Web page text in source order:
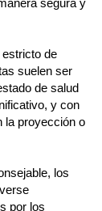
segura y
de
suelen ser
de salud
y con
la proyección o
los
por los